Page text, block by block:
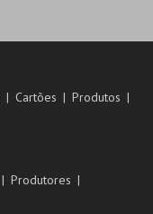
Cartões
Produtos
Produtores